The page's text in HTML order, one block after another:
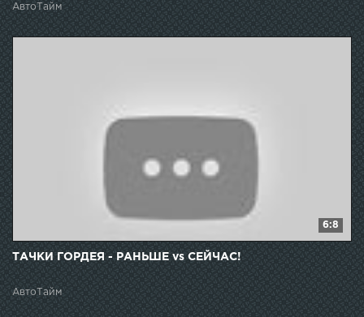
АвтоТайм
6:8
ТАЧКИ ГОРДЕЯ - РАНЬШЕ vs СЕЙЧАС!
АвтоТайм